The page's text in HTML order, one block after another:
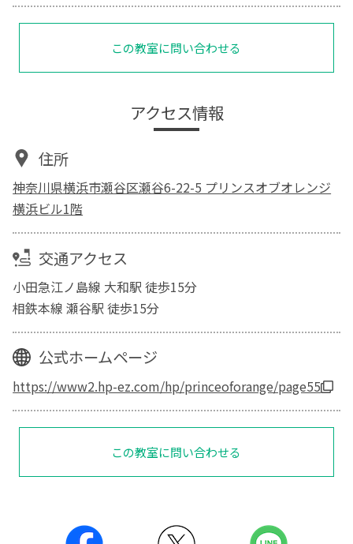
この教室に問い合わせる
アクセス情報
住所
神奈川県横浜市瀬谷区瀬谷6-22-5 プリンスオブオレンジ
横浜ビル1階
交通アクセス
小田急江ノ島線 大和駅 徒歩15分
相鉄本線 瀬谷駅 徒歩15分
公式ホームページ
https://www2.hp-ez.com/hp/princeoforange/page55
この教室に問い合わせる